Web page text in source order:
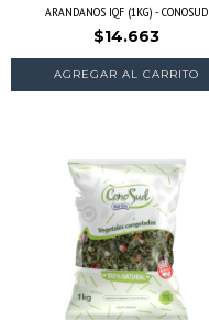
ARANDANOS IQF (1KG) - CONOSUD
$14.663
AGREGAR AL CARRITO